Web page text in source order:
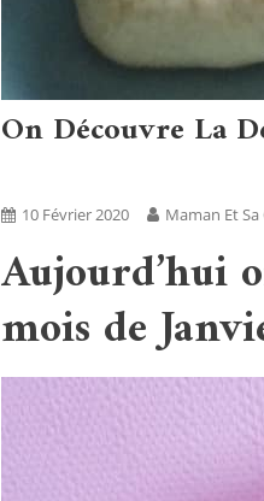
On Découvre La
10 Février 2020 Maman Et Sa
Aujourd’hui
mois de